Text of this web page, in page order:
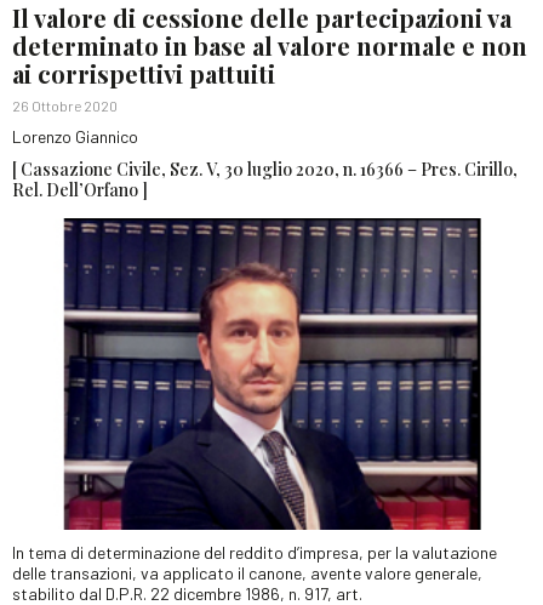
Il valore di cessione delle partecipazioni va
determinato in base al valore normale e non
ai corrispettivi pattuiti
26 Ottobre 2020
Lorenzo Giannico
[ Cassazione Civile, Sez. V, 30 luglio 2020, n. 16366 – Pres. Cirillo,
Rel. Dell’Orfano ]
In tema di determinazione del reddito d’impresa, per la valutazione
delle transazioni, va applicato il canone, avente valore generale,
stabilito dal D.P.R. 22 dicembre 1986, n. 917, art.